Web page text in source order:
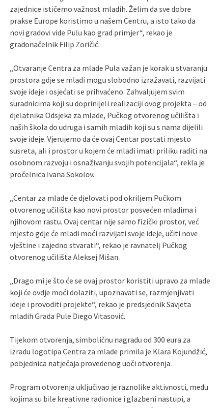
zajednice ističemo važnost mladih. Želim da sve dobre
prakse Europe koristimo u našem Centru, a isto tako da
novi gradovi vide Pulu kao grad primjer“, rekao je
gradonačelnik Filip Zoričić.
„Otvaranje Centra za mlade Pula važan je korak u stvaranju
prostora gdje se mladi mogu slobodno izražavati, razvijati
svoje ideje i osjećati se prihvaćeno. Zahvaljujem svim
suradnicima koji su doprinijeli realizaciji ovog projekta – od
djelatnika Odsjeka za mlade, Pučkog otvorenog učilišta i
naših škola do udruga i samih mladih koji su s nama dijelili
svoje ideje. Vjerujemo da će ovaj Centar postati mjesto
susreta, ali i prostor u kojem će mladi imati priliku raditi na
osobnom razvoju i osnaživanju svojih potencijala“, rekla je
pročelnica Ivana Sokolov.
„Centar za mlade će djelovati pod okriljem Pučkom
otvorenog učilišta kao novi prostor posvećen mladima i
njihovom rastu. Ovaj centar nije samo fizički prostor, već
mjesto gdje će mladi moći razvijati svoje ideje, učiti nove
vještine i zajedno stvarati“, rekao je ravnatelj Pučkog
otvorenog učilišta Aleksej Mišan.
„Drago mi je što će se ovaj prostor koristiti upravo za mlade
koji će ovdje moći dolaziti, upoznavati se, razmjenjivati
ideje i provoditi projekte“, rekao je predsjednik Savjeta
mladih Grada Pule Diego Vitasović.
Tijekom otvorenja, simboličnu nagradu od 300 eura za
izradu logotipa Centra za mlade primila je Klara Kojundžić,
pobjednica natječaja provedenog uoči otvorenja.
Program otvorenja uključivao je raznolike aktivnosti, među
kojima su bile kreativne radionice i glazbeni nastupi, a